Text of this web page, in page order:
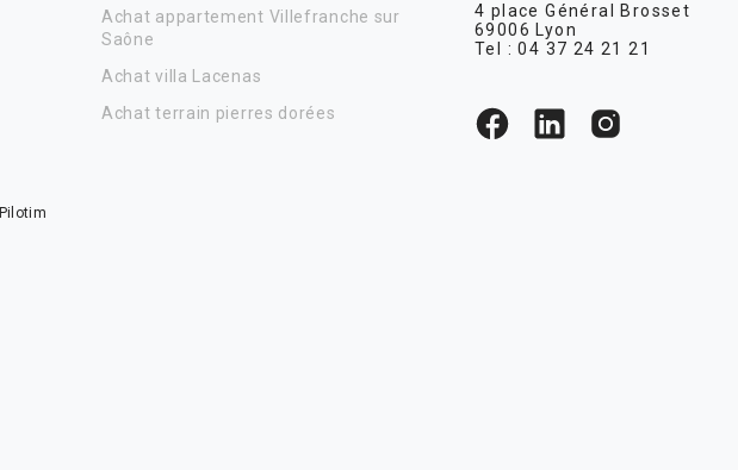
Achat appartement Villefranche sur
Saône
Achat villa Lacenas
Achat terrain pierres dorées
4 place Général
69006 Lyon
Tel :04 37 24 21 21
Pilotim